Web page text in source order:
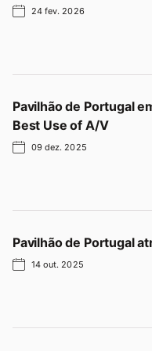
24 fev. 2026
Pavilhão de Portugal
Best Use of A/V
09 dez. 2025
Pavilhão de Portugal
14 out. 2025